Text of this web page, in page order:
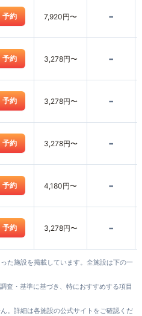
予約 7,920円〜 -
予約 3,278円〜 -
予約 3,278円〜 -
予約 3,278円〜 -
予約 4,180円〜 -
予約 3,278円〜 -
た施設を掲載しています。全施設は下の一
査・基準に基づき、特におすすめする項目
。詳細は各施設の公式サイトをご確認くだ